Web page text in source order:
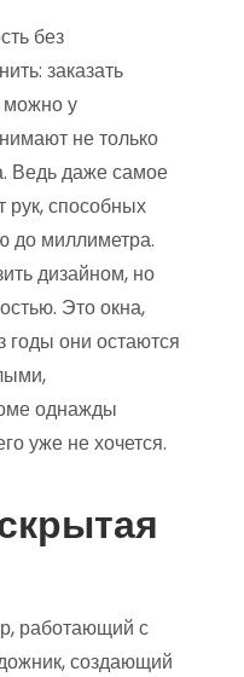
без
заказать
можно у
не только
Ведь даже самое
рук, способных
до миллиметра.
дизайном, но
Это окна,
годы они остаются
однажды
уже не хочется.
работающий с
создающий